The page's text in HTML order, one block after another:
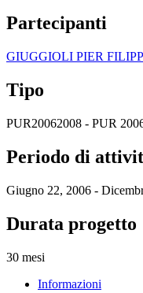
Partecipanti
GIUGGIOLI PIER
Tipo
PUR20062008 - PUR
Periodo di
Giugno 22, 2006 -
Durata progetto
30 mesi
Informazioni